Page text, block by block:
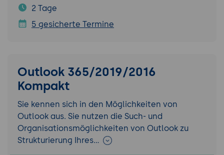
2 Tage
5 gesicherte Termine
Outlook 365/2019/2016
Kompakt
Sie kennen sich in den Möglichkeiten von
Outlook aus. Sie nutzen die Such- und
Organisationsmöglichkeiten von Outlook zu
Strukturierung Ihres…